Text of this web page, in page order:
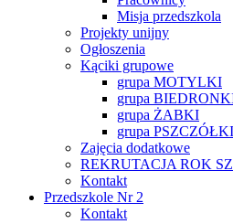
Misja przedszkola
Projekty unijny
Ogłoszenia
Kąciki grupowe
grupa MOTYLKI
grupa
grupa ŻABKI
grupa PSZCZÓŁKI
Zajęcia dodatkowe
REKRUTACJA ROK
Kontakt
Przedszkole Nr 2
Kontakt